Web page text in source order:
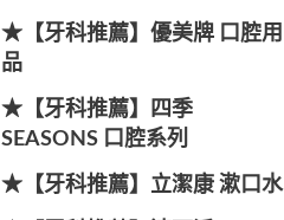
★【牙科推薦】優美牌 口腔用
品
★【牙科推薦】四季
SEASONS 口腔系列
★【牙科推薦】立潔康 漱口水